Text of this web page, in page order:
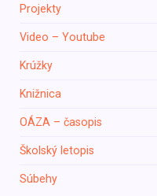
Projekty
Video – Youtube
Krúžky
Knižnica
ОÁZA – časopis
Školský letopis
Súbehy